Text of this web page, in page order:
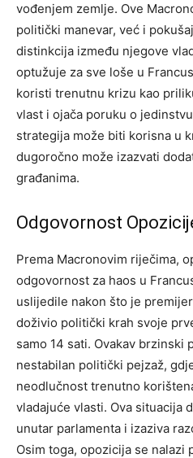
vođenjem zemlje. Ove
politički manevar, već i
distinkcija između njegove
optužuje za sve loše u
koristi trenutnu krizu kao
vlast i ojača poruku o
strategija može biti korisna u
dugoročno može izazvati
građanima.
Odgovornost
Prema Macronovim riječima,
odgovornost za haos u
uslijedile nakon što je
doživio politički krah svoje
samo 14 sati. Ovakav brzinski
nestabilan politički pejzaž,
neodlučnost trenutno
vladajuće vlasti. Ova situacija
unutar parlamenta i izaziva
Osim toga, opozicija se nalazi